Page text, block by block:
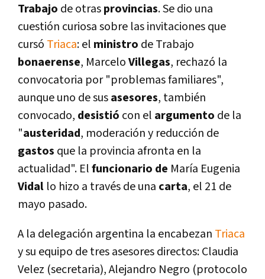
Trabajo de otrasprovincias. Se dio una
cuestión curiosa sobre las invitaciones que
cursó Triaca: el ministro de Trabajo
bonaerense, MarceloVillegas, rechazó la
convocatoria por "problemas familiares",
aunque uno de susasesores, también
convocado, desistió con el argumento de la
"austeridad, moderación y reducción de
gastos que la provincia afronta en la
actualidad". Elfuncionario de Marí­a Eugenia
Vidal lo hizo a través de una carta, el 21 de
mayo pasado.
A la delegación argentina la encabezan Triaca
y su equipo de tres asesores directos: Claudia
Velez (secretaria), Alejandro Negro (protocolo